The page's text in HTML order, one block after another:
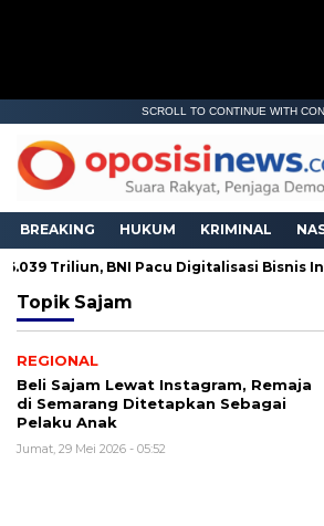
SCROLL TO CONTINUE WITH
BREAKING HUKUM KRIMINAL
Triliun, BNI Pacu Digitalisasi Bisnis
Topik Sajam
REGIONAL
Beli Sajam Lewat Instagram, Remaja
di Semarang Ditetapkan Sebagai
Pelaku Anak
Jumat, 29 Mei 2026 - 05:52